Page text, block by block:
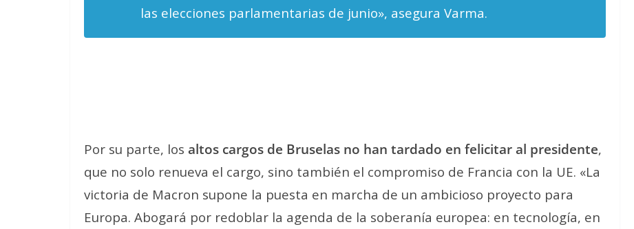
las elecciones parlamentarias de junio», asegura Varma.
Por su parte, los altos cargos de Bruselas no han tardado en felicitar al presidente,
que no solo renueva el cargo, sino también el compromiso de Francia con la UE. «La
victoria de Macron supone la puesta en marcha de un ambicioso proyecto para
Europa. Abogará por redoblar la agenda de la soberanía europea: en tecnología, en